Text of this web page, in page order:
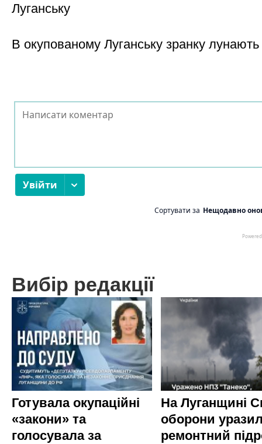
Луганську
В окупованому Луганську зранку
Вибір редакції
Готувала окупаційні
«закони» та
голосувала за
На Луганщині
оборони
ремонтний